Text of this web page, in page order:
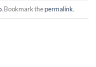
. Bookmark thepermalink.